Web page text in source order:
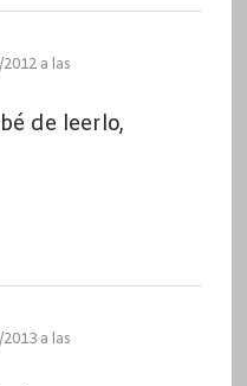
a las
de leerlo,
a las